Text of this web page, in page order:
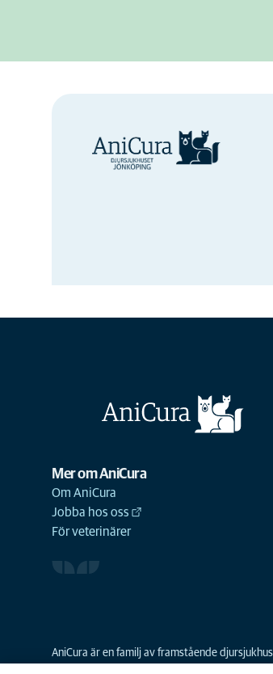
Mer om AniCura
Om AniCura
Jobba hos oss
För veterinärer
AniCura är en familj av framstående